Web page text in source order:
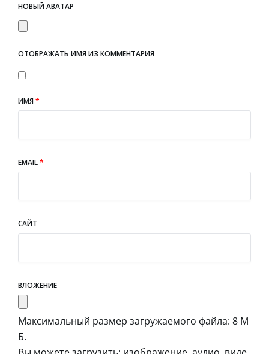
НОВЫЙ АВАТАР
ОТОБРАЖАТЬ ИМЯ ИЗ КОММЕНТАРИЯ
ИМЯ*
EMAIL*
САЙТ
ВЛОЖЕНИЕ
Максимальный размер загружаемого файла: 8 М
Б.